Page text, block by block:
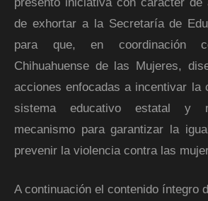
presentó iniciativa con carácter de
de exhortar a la Secretaría de
para que, en coordinación
Chihuahuense de las Mujeres,
acciones enfocadas a incentivar la
sistema educativo estatal y
mecanismo para garantizar la
prevenir la violencia contra las
A continuación el contenido íntegro